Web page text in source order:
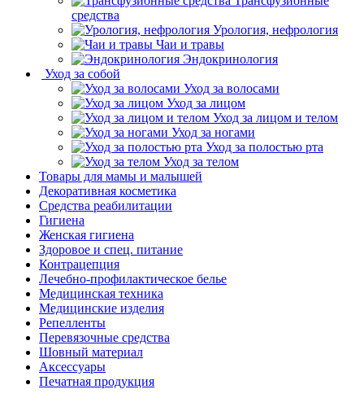
средства
Урология, нефрология
Чаи и травы
Эндокринология
Уход за собой
Уход за волосами
Уход за лицом
Уход за лицом и телом
Уход за ногами
Уход за полостью рта
Уход за телом
Товары для мамы и малышей
Декоративная косметика
Средства реабилитации
Гигиена
Женская гигиена
Здоровое и спец. питание
Контрацепция
Лечебно-профилактическое белье
Медицинская техника
Медицинские изделия
Репелленты
Перевязочные средства
Шовный материал
Аксессуары
Печатная продукция